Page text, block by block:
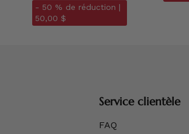
- 50 % de réduction |
50,00 $
Service clientèle
FAQ